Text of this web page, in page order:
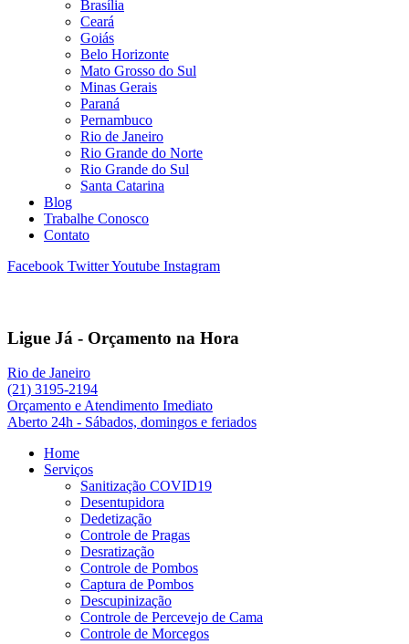
Brasília
Ceará
Goiás
Belo Horizonte
Mato Grosso do Sul
Minas Gerais
Paraná
Pernambuco
Rio de Janeiro
Rio Grande do Norte
Rio Grande do Sul
Santa Catarina
Blog
Trabalhe Conosco
Contato
Facebook TwitterYoutube Instagram
Ligue Já - Orçamento na Hora
Rio de Janeiro
(21) 3195-2194
Orçamento e Atendimento Imediato
Aberto 24h - Sábados, domingos e feriados
Home
Serviços
Sanitização COVID19
Desentupidora
Dedetização
Controle de Pragas
Desratização
Controle de Pombos
Captura de Pombos
Descupinização
Controle de Percevejo de Cama
Controle de Morcegos